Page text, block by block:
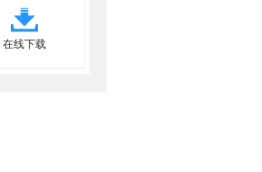
在线下载